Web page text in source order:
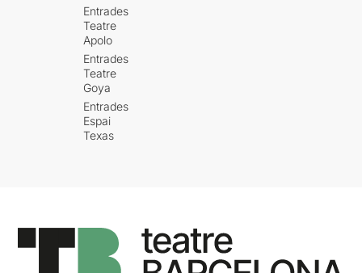
Entrades
Teatre
Apolo
Entrades
Teatre
Goya
Entrades
Espai
Texas